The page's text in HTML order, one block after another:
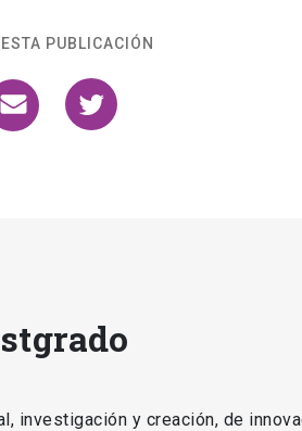
PUBLICACIÓN
investigación y creación, de